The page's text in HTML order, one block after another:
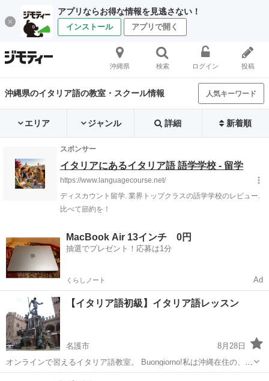
アプリならお得な情報を見逃さない！
インストール アプリで開く
沖縄県 検索 ログイン 投稿
沖縄県のイタリア語の教室・スクール情報 人気キーワード
エリア ジャンル 詳細 新着順
MacBook Air 13インチ 0円
抽選でプレゼント！応募は1分
くらしノート Ad
【イタリア語初級】イタリア語レッスン
名護市
8月28日
オンラインで習えるイタリア語教室。 Buongiorno!私は沖縄在住の、み
やぎです。宜しくお願い致します。 東京で生まれ英文学部を卒業後、